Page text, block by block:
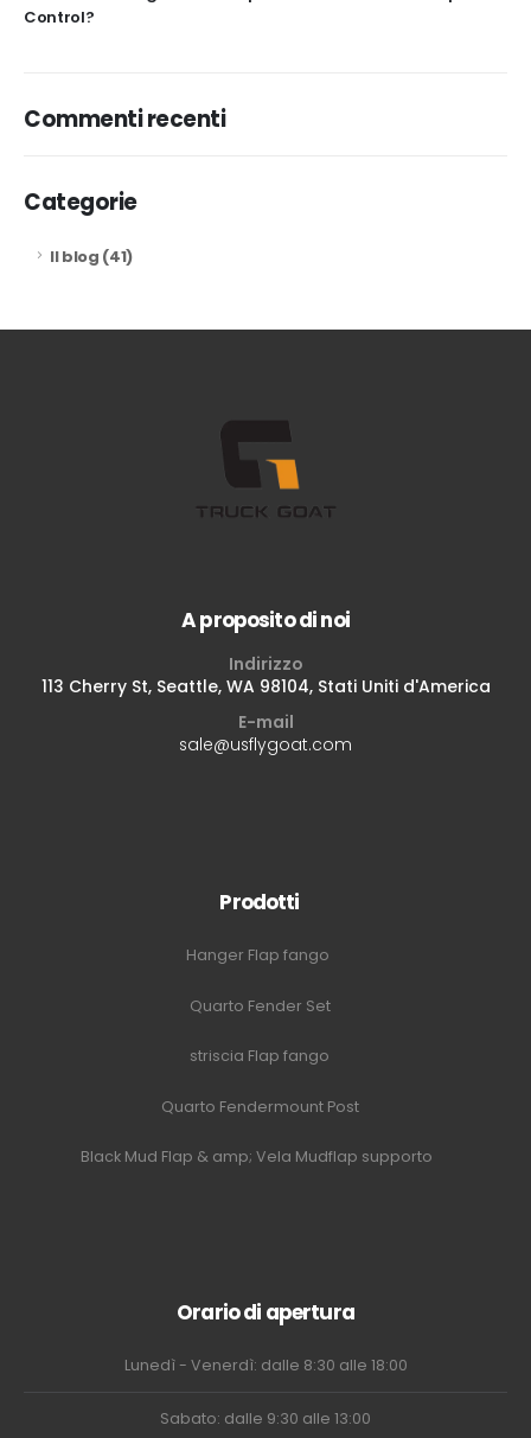
Control?
Commenti recenti
Categorie
Il blog (41)
A proposito di noi
Indirizzo
113 Cherry St, Seattle, WA 98104, Stati Uniti d'America
E-mail
sale@usflygoat.com
Prodotti
Hanger Flap fango
Quarto Fender Set
striscia Flap fango
Quarto Fendermount Post
Black Mud Flap & amp; Vela Mudflap supporto
Orario di apertura
Lunedì - Venerdì: dalle 8:30 alle 18:00
Sabato: dalle 9:30 alle 13:00